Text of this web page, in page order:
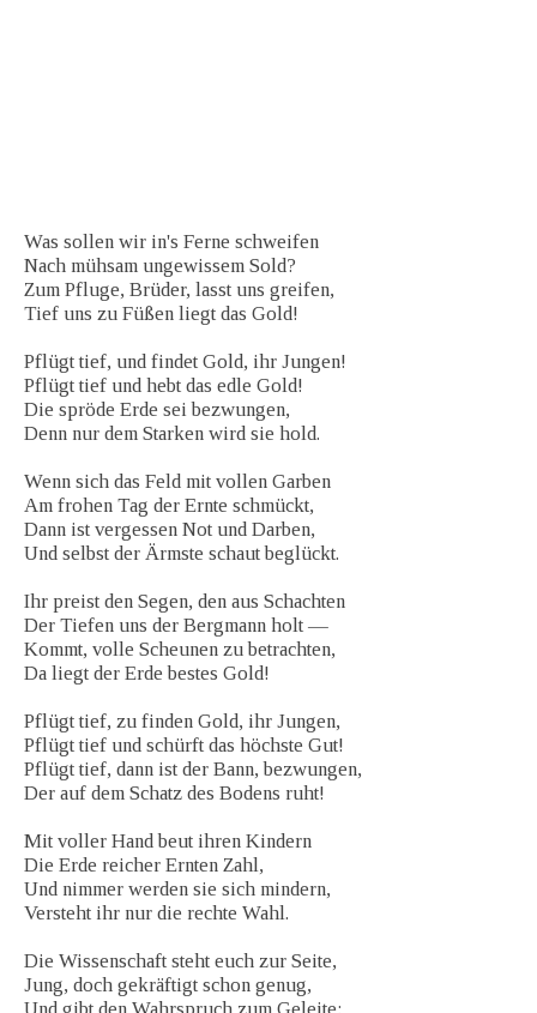
Was sollen wir in's Ferne schweifen
Nach mühsam ungewissem Sold?
Zum Pfluge, Brüder, lasst uns greifen,
Tief uns zu Füßen liegt das Gold!
Pflügt tief, und findet Gold, ihr Jungen!
Pflügt tief und hebt das edle Gold!
Die spröde Erde sei bezwungen,
Denn nur dem Starken wird sie hold.
Wenn sich das Feld mit vollen Garben
Am frohen Tag der Ernte schmückt,
Dann ist vergessen Not und Darben,
Und selbst der Ärmste schaut beglückt.
Ihr preist den Segen, den aus Schachten
Der Tiefen uns der Bergmann holt —
Kommt, volle Scheunen zu betrachten,
Da liegt der Erde bestes Gold!
Pflügt tief, zu finden Gold, ihr Jungen,
Pflügt tief und schürft das höchste Gut!
Pflügt tief, dann ist der Bann, bezwungen,
Der auf dem Schatz des Bodens ruht!
Mit voller Hand beut ihren Kindern
Die Erde reicher Ernten Zahl,
Und nimmer werden sie sich mindern,
Versteht ihr nur die rechte Wahl.
Die Wissenschaft steht euch zur Seite,
Jung, doch gekräftigt schon genug,